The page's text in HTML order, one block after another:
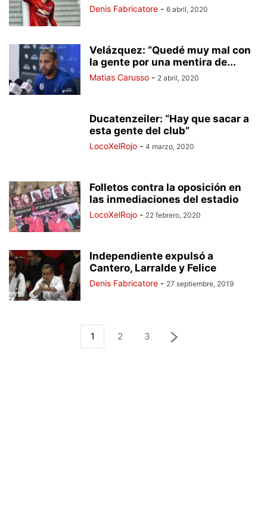
Denis Fabricatore - 6 abril, 2020
Velázquez: “Quedé muy mal con
la gente por una mentira de...
Matias Carusso - 2 abril, 2020
Ducatenzeiler: “Hay que sacar a
esta gente del club”
LocoXelRojo - 4 marzo, 2020
Folletos contra la oposición en
las inmediaciones del estadio
LocoXelRojo - 22 febrero, 2020
Independiente expulsó a
Cantero, Larralde y Felice
Denis Fabricatore - 27 septiembre, 2019
1 2 3